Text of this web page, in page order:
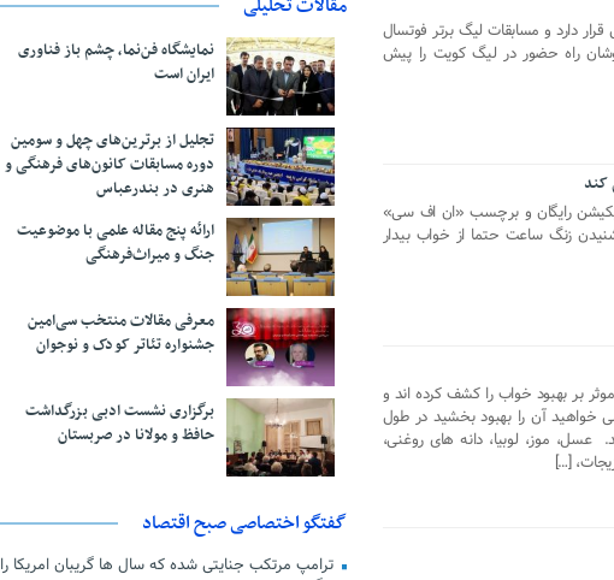
دارد و مسابقات لیگ برتر فوتسال
راه حضور در لیگ کویت را پیش
کند
رایگان و برچسب «ان اف سی»
زنگ ساعت حتما از خواب بیدار
بر بهبود خواب را کشف کرده اند و
آن را بهبود بخشید در طول
کنید. عسل، موز، لوبیا، دانه های روغنی،
[…]
نمایشگاه فن‌نما، چشم باز فناوری
ایران است
تجلیل از بر‌ترین‌های چهل و سومین
دوره مسابقات کانون‌های فرهنگی و
هنری در بندرعباس
ارائه پنج مقاله علمی با موضوعیت
جنگ و میراث‌فرهنگی
معرفی مقالات منتخب سی‌امین
جشنواره تئاتر کودک و نوجوان
برگزاری نشست ادبی بزرگداشت
حافظ و مولانا در صربستان
گفتگو اختصاصی صبح اقتصاد
ترامپ مرتکب جنایتی شده که سال ها گریبان امریکا را